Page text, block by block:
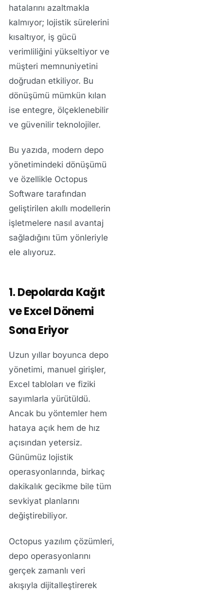
hatalarını azaltmakla
kalmıyor; lojistik sürelerini
kısaltıyor, iş gücü
verimliliğini yükseltiyor ve
müşteri memnuniyetini
doğrudan etkiliyor. Bu
dönüşümü mümkün kılan
ise entegre, ölçeklenebilir
ve güvenilir teknolojiler.
Bu yazıda, modern depo
yönetimindeki dönüşümü
ve özellikle Octopus
Software tarafından
geliştirilen akıllı modellerin
işletmelere nasıl avantaj
sağladığını tüm yönleriyle
ele alıyoruz.
1. Depolarda Kağıt
ve Excel Dönemi
Sona Eriyor
Uzun yıllar boyunca depo
yönetimi, manuel girişler,
Excel tabloları ve fiziki
sayımlarla yürütüldü.
Ancak bu yöntemler hem
hataya açık hem de hız
açısından yetersiz.
Günümüz lojistik
operasyonlarında, birkaç
dakikalık gecikme bile tüm
sevkiyat planlarını
değiştirebiliyor.
Octopus yazılım çözümleri,
depo operasyonlarını
gerçek zamanlı veri
akışıyla dijitalleştirerek